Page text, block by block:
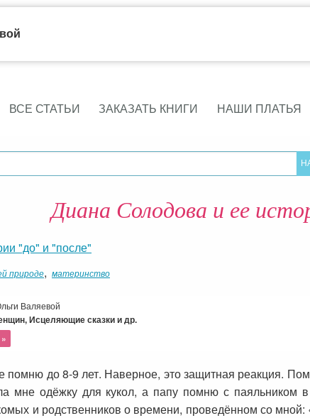
ВСЕ СТАТЬИ ЗАКАЗАТЬ КНИГИ НАШИ ПЛАТЬЯ
Диана Солодова и ее
"до" и "после"
природе, материнство
Валяевой
Исцеляющие сказки и др.
помню до 8-9 лет. Наверное, это защитная реакция.
мне одёжку для кукол, а папу помню с паяльником
и родственников о времени, проведённом со